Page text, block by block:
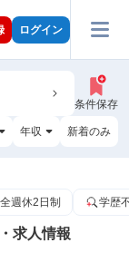
ログイン
条件保存
年収 新着のみ
週休2日制 学歴
求人情報